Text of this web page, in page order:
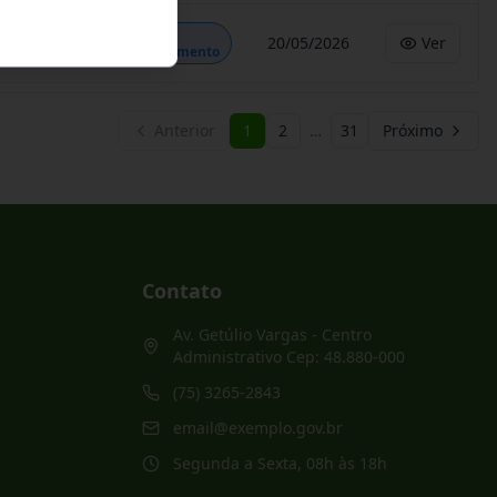
Andamento
20/05/2026 Ver
1 2 … 31 Próximo
Contato
Av. Getúlio Vargas - Centro
Administrativo Cep: 48.880-000
(75) 3265-2843
email@exemplo.gov.br
Segunda a Sexta, 08h às 18h